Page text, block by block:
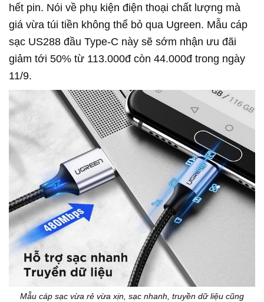
hết pin. Nói về phụ kiện điện thoại chất lượng mà
giá vừa túi tiền không thể bỏ qua Ugreen. Mẫu cáp
sạc US288 đầu Type-C này sẽ sớm nhận ưu đãi
giảm tới 50% từ 113.000đ còn 44.000đ trong ngày
11/9.
Mẫu cáp sạc vừa rẻ vừa xịn, sạc nhanh, truyền dữ liệu cũng